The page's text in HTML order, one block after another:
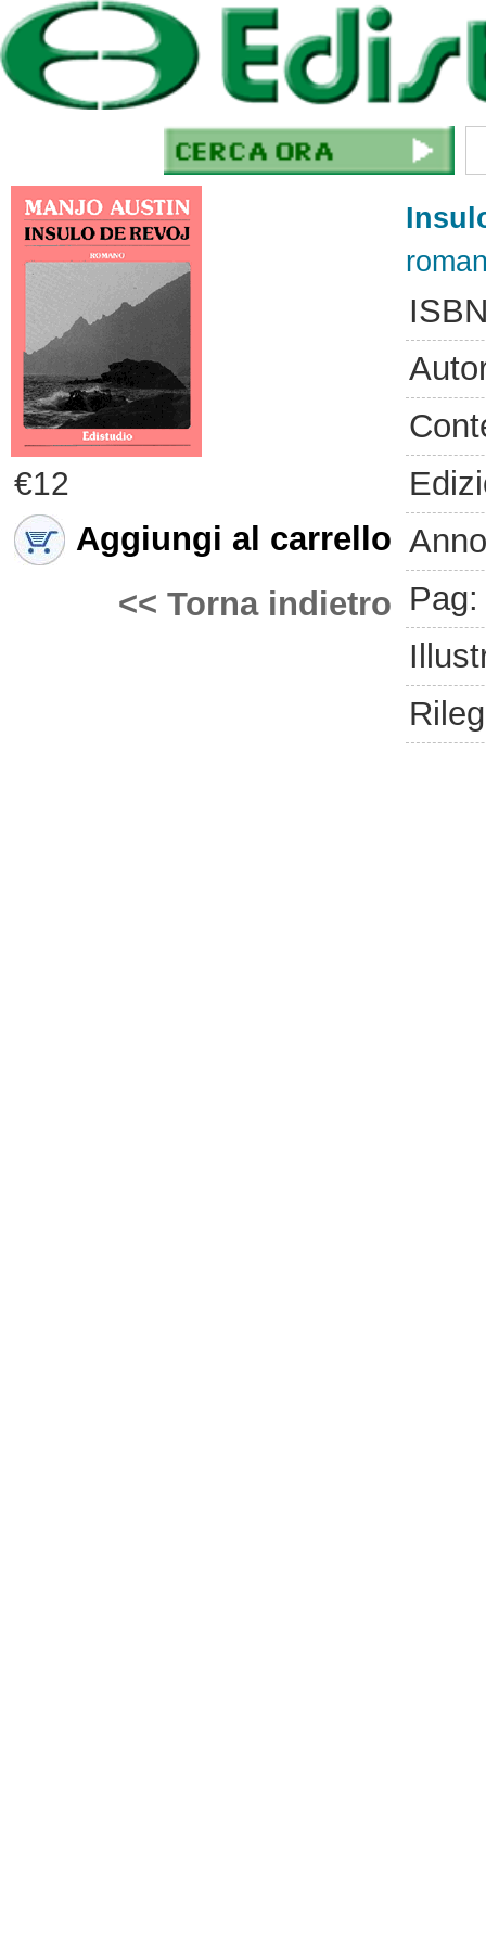
€12
Aggiungi al carrello
<< Torna indietro Pag: